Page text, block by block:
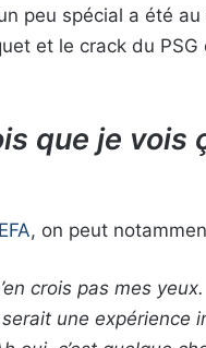
peu spécial a été au
et le crack du
que je
, on peut
crois pas mes
une expérience